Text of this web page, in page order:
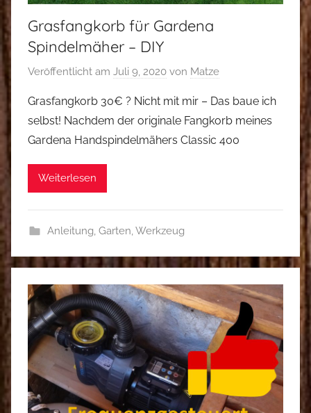
Grasfangkorb für Gardena
Spindelmäher – DIY
Veröffentlicht am Juli 9, 2020 von Matze
Grasfangkorb 30€ ? Nicht mit mir – Das baue ich
selbst! Nachdem der originale Fangkorb meines
Gardena Handspindelmähers Classic 400
Weiterlesen
Anleitung, Garten,Werkzeug